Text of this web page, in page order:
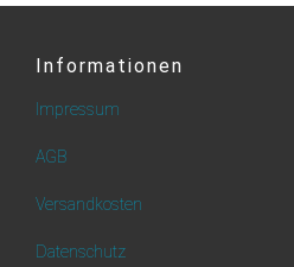
Informationen
Impressum
AGB
Versandkosten
Datenschutz